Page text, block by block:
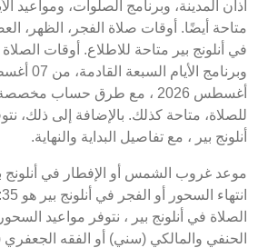
أذان المدينة، وبرنامج الصلوات، ومواعيد
متاحة أيضًا. أوقات صلاة الفجر، الظهر،
أغسطس 2026 ، مع طرق حساب
للصلاة، متاحة كذلك. بالإضافة إلى ذلك،
أنلونج بير ، مع تفاصيل البداية والنهاية.
الصلاة في أنلونج بير ، نتوفر مواعيد
الحنفي والمالكي (سني) أو الفقه